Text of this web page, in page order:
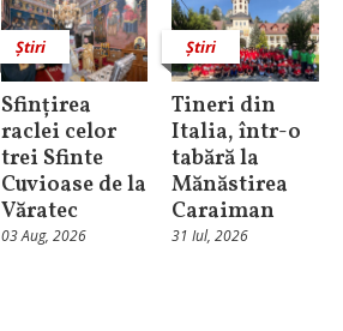
Știri
Sfințirea
raclei celor
trei Sfinte
Cuvioase de la
Văratec
03 Aug, 2026
Știri
Tineri din
Italia, într-o
tabără la
Mănăstirea
Caraiman
31 Iul, 2026